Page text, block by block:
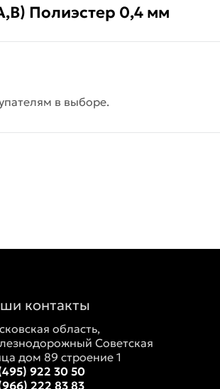
Полиэстер 0,4 мм
в выборе.
контакты
область,
Советская
дом 89 строение 1
922 30 50
222 83 83